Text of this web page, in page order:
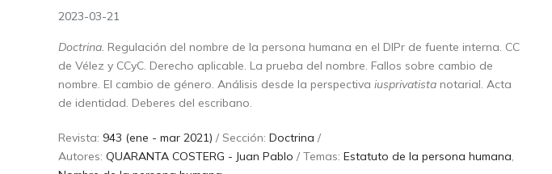
2023-03-21
Doctrina. Regulación del nombre de la persona humana en el DIPr de fuente interna. CC
de Vélez y CCyC. Derecho aplicable. La prueba del nombre. Fallos sobre cambio de
nombre. El cambio de género. Análisis desde la perspectiva iusprivatista notarial. Acta
de identidad. Deberes del escribano.
Revista: 943 (ene - mar 2021) / Sección: Doctrina /
Autores: QUARANTA COSTERG - Juan Pablo / Temas: Estatuto de la persona humana,